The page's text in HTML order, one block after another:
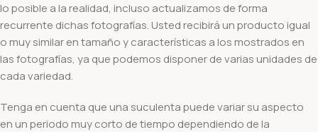
lo posible a la realidad, incluso actualizamos de forma
recurrente dichas fotografías. Usted recibirá un producto igual
o muy similar en tamaño y características a los mostrados en
las fotografías, ya que podemos disponer de varias unidades de
cada variedad.
Tenga en cuenta que una suculenta puede variar su aspecto
en un periodo muy corto de tiempo dependiendo de la